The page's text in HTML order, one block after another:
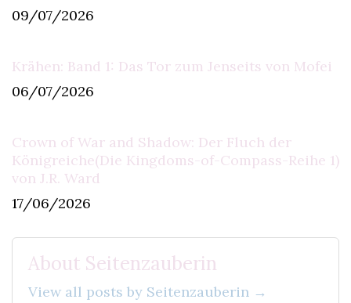
09/07/2026
Krähen: Band 1: Das Tor zum Jenseits von Mofei
06/07/2026
Crown of War and Shadow: Der Fluch der
Königreiche(Die Kingdoms-of-Compass-Reihe 1)
von J.R. Ward
17/06/2026
About Seitenzauberin
View all posts by Seitenzauberin →